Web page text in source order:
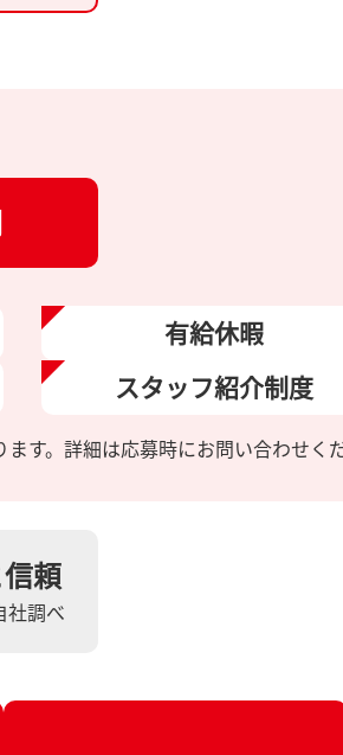
有給休暇
スタッフ紹介制度
す。 詳細は応募時にお問い合わせく
頼
社調べ